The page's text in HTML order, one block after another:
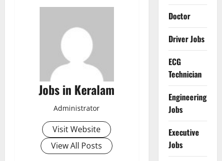
Jobs in Keralam
Administrator
Visit Website
View All Posts
Doctor
Driver Jobs
ECG
Technician
Engineering
Jobs
Executive
Jobs